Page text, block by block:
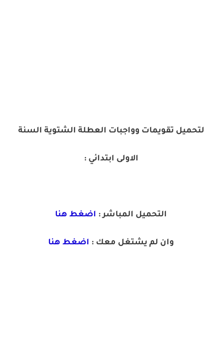
لتحميل تقويمات وواجبات العطلة الشتوية السنة
الاولى ابتدائي :
التحميل المباشر : اضغط هنا
وان لم يشتغل معك : اضغط هنا